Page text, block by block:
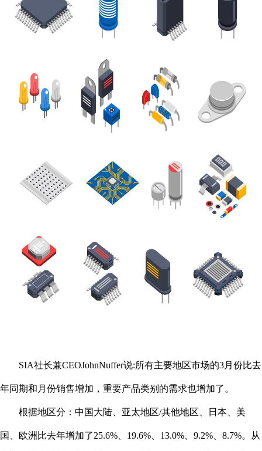
SIA社长兼CEOJohnNuffer说:所有主要地区市场的3月份比去
年同期和月份销售增加，重要产品类别的需求也增加了。
根据地区分：中国大陆、亚太地区/其他地区、日本、美
国、欧洲比去年增加了25.6%、19.6%、13.0%、9.2%、8.7%。从